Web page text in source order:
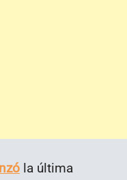
la última